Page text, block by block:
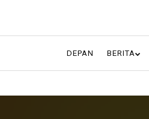
DEPAN BERITA